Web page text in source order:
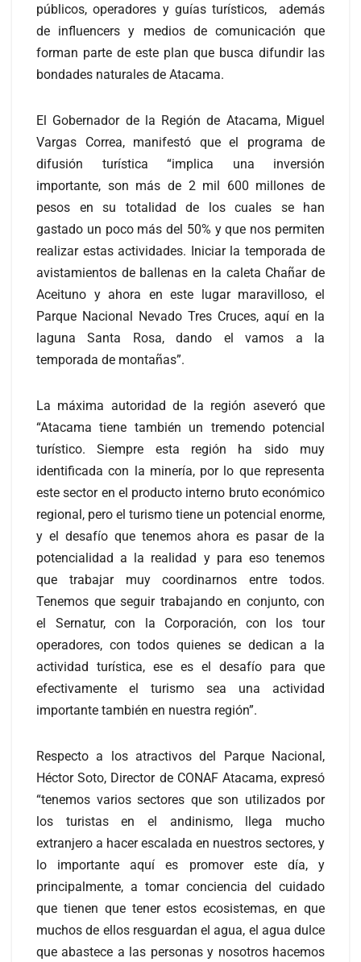
públicos, operadores y guías turísticos, además
de influencers y medios de comunicación que
forman parte de este plan que busca difundir las
bondades naturales de Atacama.
El Gobernador de la Región de Atacama, Miguel
Vargas Correa, manifestó que el programa de
difusión turística “implica una inversión
importante, son más de 2 mil 600 millones de
pesos en su totalidad de los cuales se han
gastado un poco más del 50% y que nos permiten
realizar estas actividades. Iniciar la temporada de
avistamientos de ballenas en la caleta Chañar de
Aceituno y ahora en este lugar maravilloso, el
Parque Nacional Nevado Tres Cruces, aquí en la
laguna Santa Rosa, dando el vamos a la
temporada de montañas”.
La máxima autoridad de la región aseveró que
“Atacama tiene también un tremendo potencial
turístico. Siempre esta región ha sido muy
identificada con la minería, por lo que representa
este sector en el producto interno bruto económico
regional, pero el turismo tiene un potencial enorme,
y el desafío que tenemos ahora es pasar de la
potencialidad a la realidad y para eso tenemos
que trabajar muy coordinarnos entre todos.
Tenemos que seguir trabajando en conjunto, con
el Sernatur, con la Corporación, con los tour
operadores, con todos quienes se dedican a la
actividad turística, ese es el desafío para que
efectivamente el turismo sea una actividad
importante también en nuestra región”.
Respecto a los atractivos del Parque Nacional,
Héctor Soto, Director de CONAF Atacama, expresó
“tenemos varios sectores que son utilizados por
los turistas en el andinismo, llega mucho
extranjero a hacer escalada en nuestros sectores, y
lo importante aquí es promover este día, y
principalmente, a tomar conciencia del cuidado
que tienen que tener estos ecosistemas, en que
muchos de ellos resguardan el agua, el agua dulce
que abastece a las personas y nosotros hacemos